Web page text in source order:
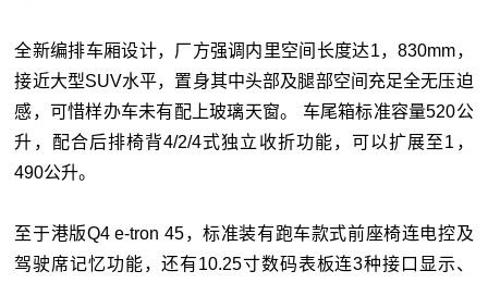
全新编排车厢设计，厂方强调内里空间长度达1，830mm，
接近大型SUV水平，置身其中头部及腿部空间充足全无压迫
感，可惜样办车未有配上玻璃天窗。 车尾箱标准容量520公
升，配合后排椅背4/2/4式独立收折功能，可以扩展至1，
490公升。
至于港版Q4 e-tron 45，标准装有跑车款式前座椅连电控及
驾驶席记忆功能，还有10.25寸数码表板连3种接口显示、